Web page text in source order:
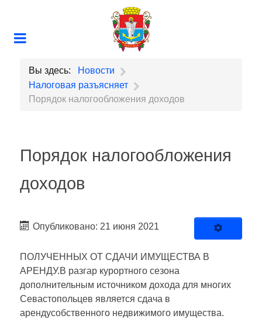
Вы здесь:
Новости
Налоговая разъясняет
Порядок налогообложения доходов
Порядок налогообложения
доходов
Опубликовано: 21 июня 2021
ПОЛУЧЕННЫХ ОТ СДАЧИ ИМУЩЕСТВА В
АРЕНДУ.В разгар курортного сезона
дополнительным источником дохода для многих
Севастопольцев является сдача в
арендусобственного недвижимого имущества.